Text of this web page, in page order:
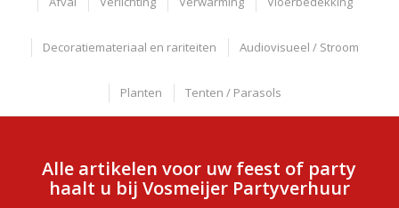
Decoratiemateriaal en rariteiten Audiovisueel / Stroom
Planten Tenten / Parasols
Alle artikelen voor uw feest of party
haalt u bij Vosmeijer Partyverhuur